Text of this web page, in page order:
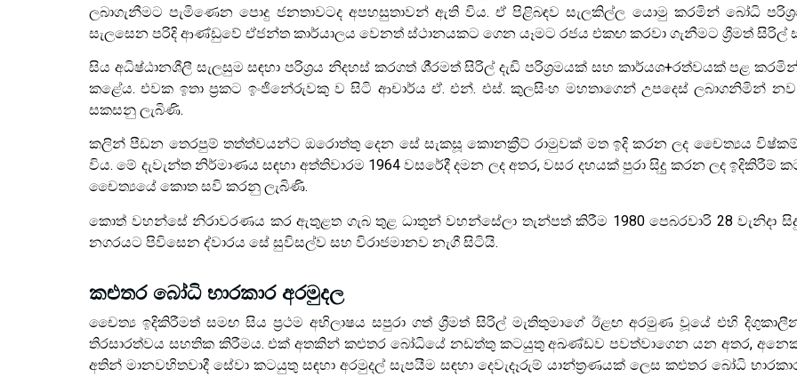
ලබාගැනීමට පැමිණෙන පොදු ජනතාවටද අපහසුතාවන් ඇති විය. ඒ පිළිබඳව සැලකිල්ල යොමු කරමින් බෝධි
සැලසෙන පරිදි ආණ්ඩුවේ ඒජන්ත කාර්යාලය වෙනත් ස්ථානයකට ගෙන යෑමට රජය එකඟ කරවා ගැනීමට ශ්‍රීමත් සිරිල්
සිය අධිෂ්ඨානශීලී සැලසුම සඳහා පරිශ්‍රය නිදහස් කරගත් ශී්‍රමත් සිරිල් දැඩි පරිශ්‍රමයක් සහ කාර්යශ+රත්වයක් පළ
කළේය. එවක ඉතා ප්‍රකට ඉංජිනේරුවකු ව සිටි ආචාර්ය ඒ. එන්. එස්. කුලසිංහ මහතාගෙන් උපදෙස් ලබාගනිමින්
සකසනු ලැබිණි.
කලින් පීඩන තෙරපුම් තත්ත්වයන්ට ඔරොත්තු දෙන සේ සැකසූ කොනක්‍රීට් රාමුවක් මත ඉදි කරන ලද චෛත්‍යය
විය. මේ දැවැන්ත නිර්මාණය සඳහා අත්තිවාරම 1964 වසරේදී දමන ලද අතර, වසර දහයක් පුරා සිදුු කරන ලද
චෛත්‍යයේ කොත සවි කරනු ලැබිණි.
කොත් වහන්සේ නිරාවරණය කර ඇතුළත ගැබ තුළ ධාතූන් වහන්සේලා තැන්පත් කිරීම 1980 පෙබරවාරි 28 වැනිදා
නගරයට පිවිසෙන ද්වාරය සේ සුවිසල්ව සහ විරාජමානව නැගී සිටියි.
කළුතර බෝධි භාරකාර අරමුදල
චෛත්‍ය ඉදිකිරීමත් සමඟ සිය ප්‍රථම අභිලාෂය සපුරා ගත් ශ්‍රීමත් සිරිල් මැතිතුමාගේ ඊළඟ අරමුණ වූයේ එහි
තිරසාරත්වය සහතික කිරීමය. එක් අතකින් කළුතර බෝධියේ නඩත්තු කටයුතු අඛණ්ඩව පවත්වාගෙන යන අතර,
අතින් මානවහිතවාදී සේවා කටයුතු සඳහා අරමුදල් සැපයීම සඳහා දෙවැදෑරුම් යාන්ත්‍රණයක් ලෙස කළුතර බෝධි